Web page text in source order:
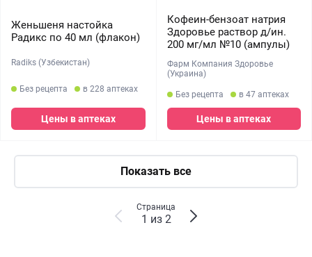
Женьшеня настойка
Радикс по 40 мл (флакон)
Radiks (Узбекистан)
Без рецепта в 228 аптеках
Цены в аптеках
Кофеин-бензоат натрия
Здоровье раствор д/ин.
200 мг/мл №10 (ампулы)
Фарм Компания Здоровье
(Украина)
Без рецепта в 47 аптеках
Цены в аптеках
Показать все
Страница
1 из 2